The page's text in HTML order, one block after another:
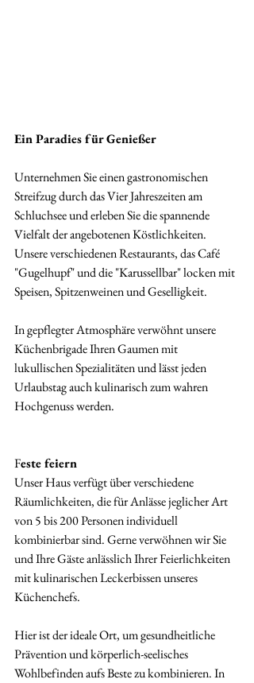
Ein Paradies für Genießer
Unternehmen Sie einen gastronomischen
Streifzug durch das Vier Jahreszeiten am
Schluchsee und erleben Sie die spannende
Vielfalt der angebotenen Köstlichkeiten.
Unsere verschiedenen Restaurants, das Café
"Gugelhupf" und die "Karussellbar" locken mit
Speisen, Spitzenweinen und Geselligkeit.
In gepflegter Atmosphäre verwöhnt unsere
Küchenbrigade Ihren Gaumen mit
lukullischen Spezialitäten und lässt jeden
Urlaubstag auch kulinarisch zum wahren
Hochgenuss werden.
Feste feiern
Unser Haus verfügt über verschiedene
Räumlichkeiten, die für Anlässe jeglicher Art
von 5 bis 200 Personen individuell
kombinierbar sind. Gerne verwöhnen wir Sie
und Ihre Gäste anlässlich Ihrer Feierlichkeiten
mit kulinarischen Leckerbissen unseres
Küchenchefs.
Hier ist der ideale Ort, um gesundheitliche
Prävention und körperlich-seelisches
Wohlbefinden aufs Beste zu kombinieren. In